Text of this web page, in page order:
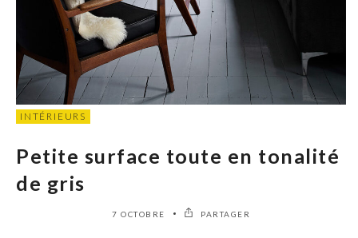
INTÉRIEURS
Petite surface toute en tonalité
de gris
7 OCTOBRE PARTAGER